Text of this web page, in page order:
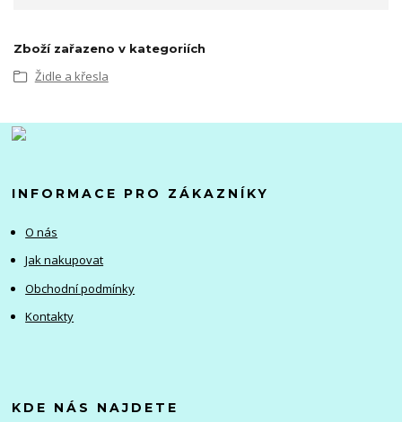
Zboží zařazeno v kategoriích
Židle a křesla
INFORMACE PRO ZÁKAZNÍKY
O nás
Jak nakupovat
Obchodní podmínky
Kontakty
KDE NÁS NAJDETE